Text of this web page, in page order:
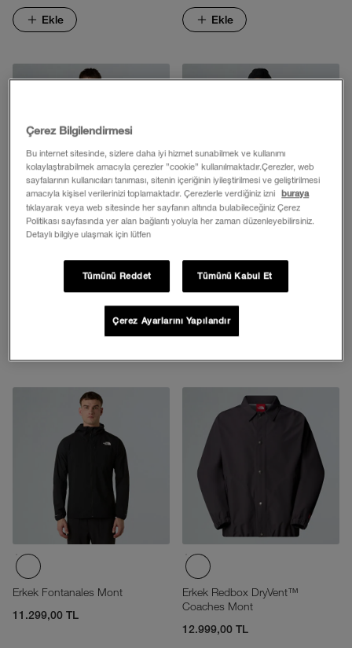
Ekle Ekle
1 Arada Kapüşonlu Mont
25.249,00 TL
Erkek Fontanales Mont
11.299,00 TL
Erkek Redbox DryVent™
Coaches Mont
12.999,00 TL
Çerez Bilgilendirmesi
Bu internet sitesinde, sizlere daha iyi hizmet sunabilmek ve kullanımı
kolaylaştırabilmek amacıyla çerezler ”cookie” kullanılmaktadır.Çerezler, web
sayfalarının kullanıcıları tanıması, sitenin içeriğinin iyileştirilmesi ve geliştirilmesi
amacıyla kişisel verilerinizi toplamaktadır. Çerezlerle verdiğiniz izni
buraya
tıklayarak veya web sitesinde her sayfanın altında bulabileceğiniz Çerez
Politikası sayfasında yer alan bağlantı yoluyla her zaman düzenleyebilirsiniz.
Detaylı bilgiye ulaşmak için lütfen
Tümünü Reddet Tümünü Kabul Et
Çerez Ayarlarını Yapılandır